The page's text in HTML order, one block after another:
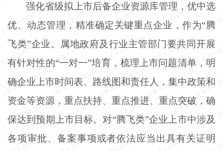
强化省级拟上市后备企业资源库管理，优中选
优、动态管理，精准确定关键重点企业，作为“腾
飞类”企业。属地政府及行业主管部门要共同开展
有针对性的“一对一”培育，梳理上市问题清单，明
确企业上市时间表、路线图和责任人，集中政策和
资金等资源，重点扶持、重点推进、重点突破，确
保达到预期上市目标。对“腾飞类”企业上市中涉及
各项审批、备案事项或者依法应当出具有关证明